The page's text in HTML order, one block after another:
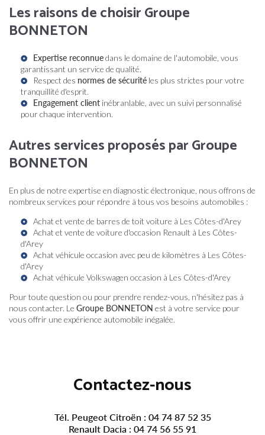
Les raisons de choisir Groupe
BONNETON
Expertise reconnuedans le domaine de l'automobile, vous
garantissant un service de qualité.
Respect des normes de sécurité les plus strictes pour votre
tranquillité d'esprit.
Engagement client inébranlable, avec un suivi personnalisé
pour chaque intervention.
Autres services proposés par Groupe
BONNETON
En plus de notre expertise en diagnostic électronique, nous offrons de
nombreux services pour répondre à tous vos besoins automobiles :
Achat et vente de barres de toit voiture à Les Côtes-d'Arey
Achat et vente de voiture d'occasion Renault à Les Côtes-
d'Arey
Achat véhicule occasion avec peu de kilomètres à Les Côtes-
d'Arey
Achat véhicule Volkswagen occasion à Les Côtes-d'Arey
Pour toute question ou pour prendre rendez-vous, n'hésitez pas à
nous contacter. Le Groupe BONNETON est à votre service pour
vous offrir une expérience automobile inégalée.
Contactez-nous
Tél. Peugeot Citroën : 04 74 87 52 35
Renault Dacia : 04 74 56 55 91